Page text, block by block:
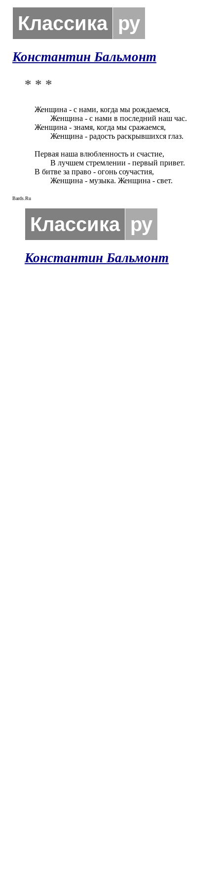
Классика ру
Константин Бальмонт
* * *
Женщина - с нами, когда мы рождаемся,
Женщина - знамя, когда мы сражаемся,
Первая наша влюбленность и счастие,
В битве за право - огонь соучастия,
	Женщина - музыка. Женщина - свет.
Bards.Ru
Классика ру
Константин Бальмонт